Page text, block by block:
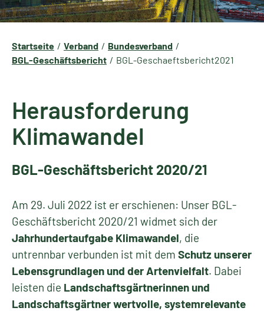
Startseite Verband
Bundesverband
BGL-Geschäftsbericht
BGL-Geschaeftsbericht2021
Herausforderung
Klimawandel
BGL-Geschäftsbericht 2020/21
Am 29. Juli 2022 ist er erschienen: Unser BGL-
Geschäftsbericht 2020/21 widmet sich der
Jahrhundertaufgabe Klimawandel, die
untrennbar verbunden ist mit dem Schutz unserer
Lebensgrundlagen und der Artenvielfalt. Dabei
leisten die Landschaftsgärtnerinnen und
Landschaftsgärtner wertvolle, systemrelevante